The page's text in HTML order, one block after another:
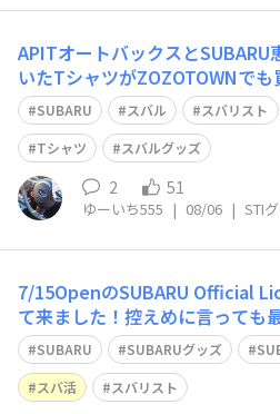
APITオートバックスとSUBARU
いたTシャツがZOZOTOWNで
ー！！
SUBARU スバル スバリスト
Tシャツ
スバルグッズ
2 51
ゆーいち555 | 08/06 | STI
7/15OpenのSUBARU Official
て来ました！控えめに言っても
なグッズの発売を楽しみにして
良い買い物が出来て良い気分で
SUBARU SUBARUグッズ
スバ活
スバリスト